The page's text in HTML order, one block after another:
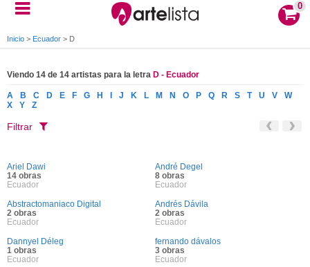
0
Inicio > Ecuador > D
Viendo 14 de 14 artistas para la letra D - Ecuador
A B C D E F G H J K L M N O P Q R S T U V
W
X
Y Z
Filtrar
Ariel Dawi
14 obras
Ecuador
André Degel
8 obras
Ecuador
Abstractomaniaco Digital
2 obras
Ecuador
Andrés Dávila
2 obras
Ecuador
Dannyel Déleg
1 obras
Ecuador
fernando dávalos
3 obras
Ecuador